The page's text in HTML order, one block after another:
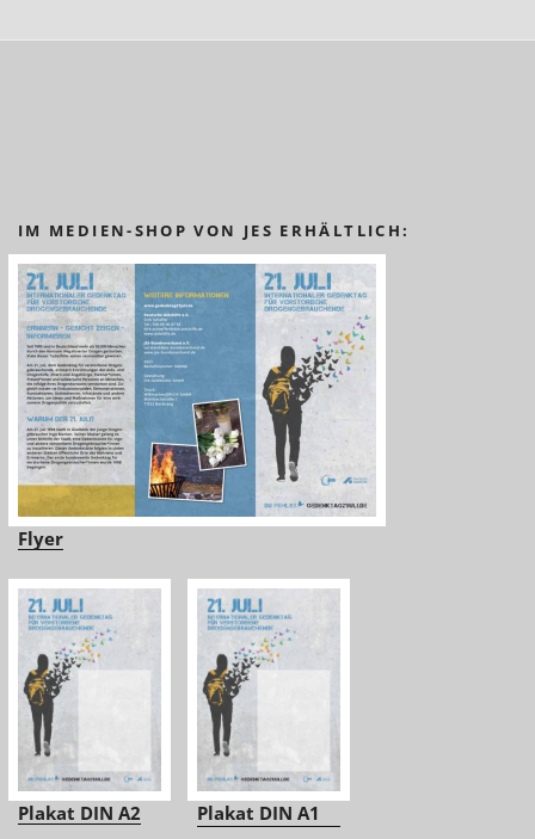
IM MEDIEN-SHOP VON JES ERHÄLTLICH:
Flyer
Plakat DIN A2 Plakat DIN A1